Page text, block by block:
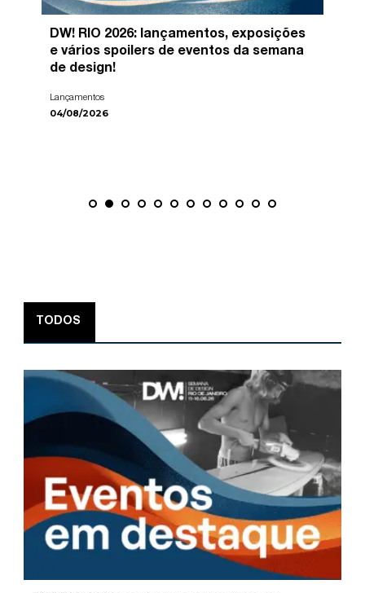
DW! RIO 2026: lançamentos, exposições
e vários spoilers de eventos da semana
de design!
Lançamentos
04/08/2026
TODOS